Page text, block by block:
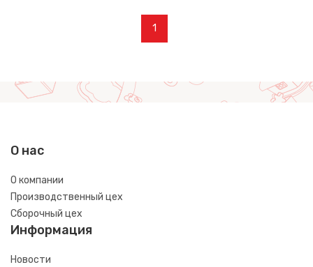
1
О нас
О компании
Производственный цех
Сборочный цех
Информация
Новости